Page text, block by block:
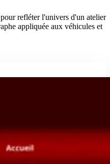
refléter l'univers d'un atelier
appliquée aux véhicules et